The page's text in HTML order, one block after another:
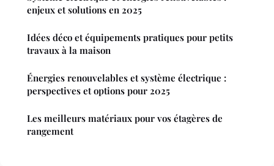
enjeux et solutions en 2025
Idées déco et équipements pratiques pour petits
travaux à la maison
Énergies renouvelables et système électrique :
perspectives et options pour 2025
Les meilleurs matériaux pour vos étagères de
rangement